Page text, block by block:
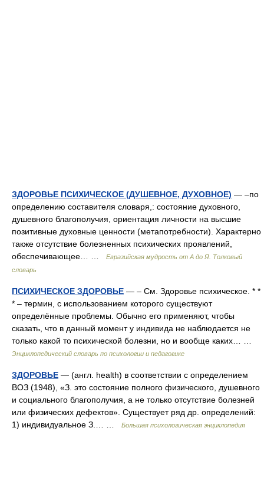
ЗДОРОВЬЕ ПСИХИЧЕСКОЕ (ДУШЕВНОЕ, ДУХОВНОЕ) — –по
определению составителя словаря,: состояние духовного,
душевного благополучия, ориентация личности на высшие
позитивные духовные ценности (метапотребности). Характерно
также отсутствие болезненных психических проявлений,
обеспечивающее… …
Евразийская мудрость от А до Я. Толковый
словарь
ПСИХИЧЕСКОЕ ЗДОРОВЬЕ — – См. Здоровье психическое. * *
* – термин, с использованием которого существуют
определённые проблемы. Обычно его применяют, чтобы
сказать, что в данный момент у индивида не наблюдается не
только какой то психической болезни, но и вообще каких… …
Энциклопедический словарь по психологии и педагогике
ЗДОРОВЬЕ — (англ. health) в соответствии с определением
ВОЗ (1948), «З. это состояние полного физического, душевного
и социального благополучия, а не только отсутствие болезней
или физических дефектов». Существует ряд др. определений:
1) индивидуальное З.… …
Большая психологическая энциклопедия